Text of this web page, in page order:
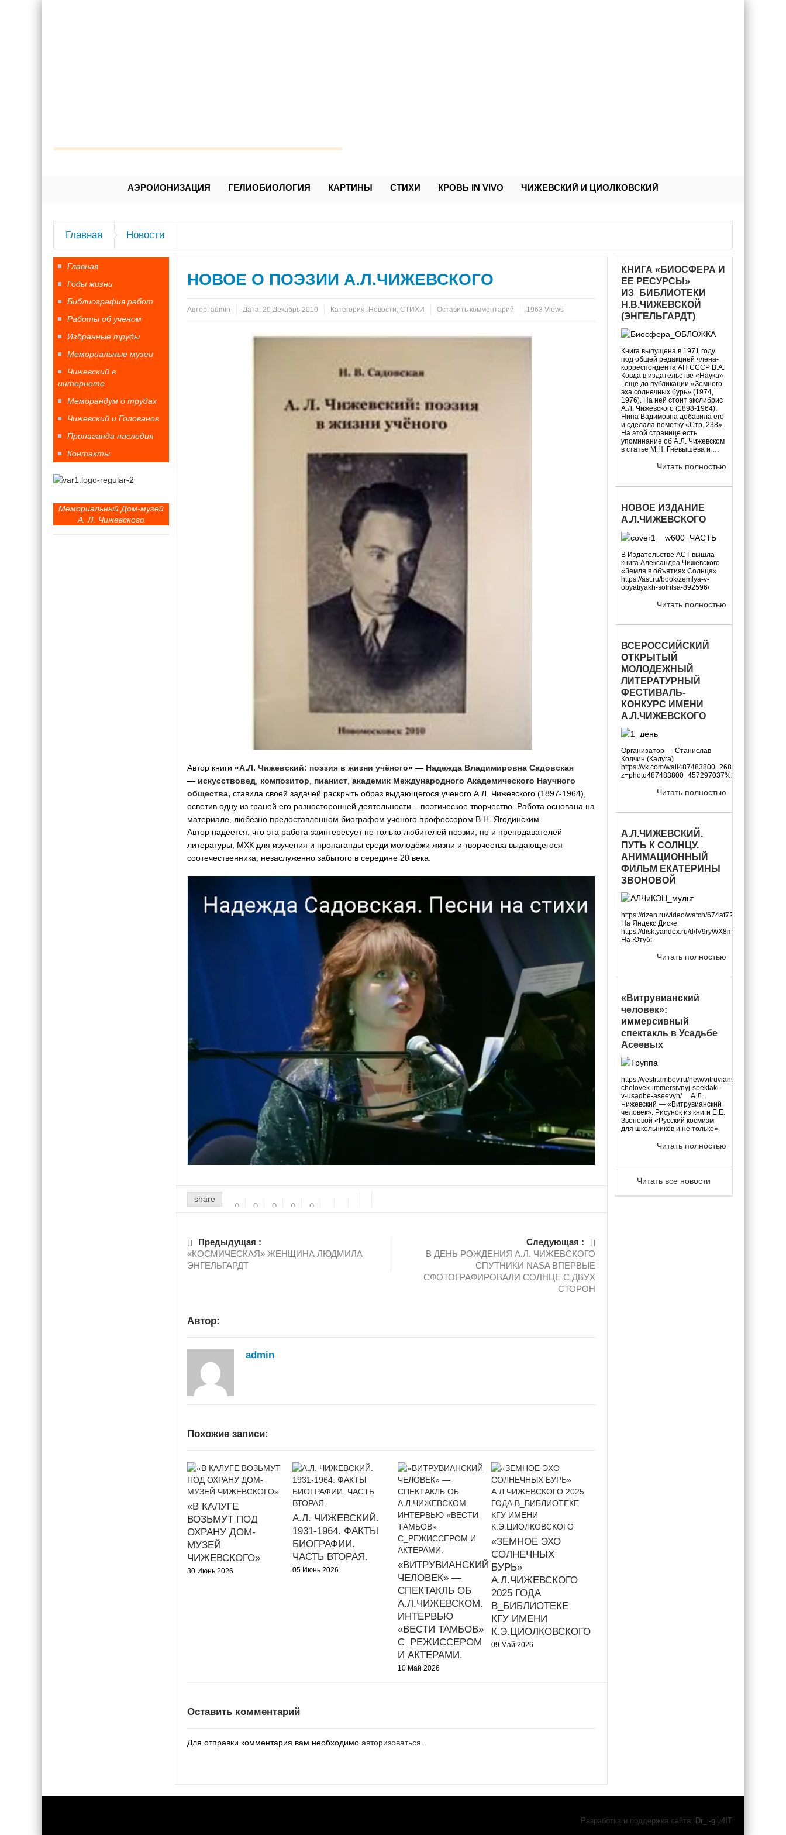
АЭРОИОНИЗАЦИЯ ГЕЛИОБИОЛОГИЯ КАРТИНЫ СТИХИ КРОВЬ IN VIVO ЧИЖЕВСКИЙ И ЦИОЛКОВСКИЙ
Главная Новости
НОВОЕ О ПОЭЗИИ А.Л.ЧИЖЕВСКОГО
Автор: admin Дата: 20 Декабрь 2010 Категория: Новости, СТИХИ Оставить комментарий 1963 Views
Автор книги «А.Л. Чижевский: поэзия в жизни учёного» — Надежда Владимировна Садовская
— искусствовед композитор пианист академик Международного Академического Научного
общества, ставила своей задачей раскрыть образ выдающегося ученого А.Л. Чижевского (1897-1964),
осветив одну из граней его разносторонней деятельности – поэтическое творчество. Работа основана на
материале, любезно предоставленном биографом ученого профессором В.Н. Ягодинским.
Автор надеется, что эта работа заинтересует не только любителей поэзии, но и преподавателей
литературы, МХК для изучения и пропаганды среди молодёжи жизни и творчества выдающегося
соотечественника, незаслуженно забытого в середине 20 века.
share
0 0 0 0 0
Предыдущая :
«КОСМИЧЕСКАЯ» ЖЕНЩИНА ЛЮДМИЛА
ЭНГЕЛЬГАРДТ
Следующая :
В ДЕНЬ РОЖДЕНИЯ А.Л. ЧИЖЕВСКОГО
СПУТНИКИ NASA ВПЕРВЫЕ
СФОТОГРАФИРОВАЛИ СОЛНЦЕ С ДВУХ
СТОРОН
Автор:
admin
Похожие записи:
«В КАЛУГЕ
ВОЗЬМУТ ПОД
ОХРАНУ ДОМ-
МУЗЕЙ
ЧИЖЕВСКОГО»
30 Июнь 2026
А.Л. ЧИЖЕВСКИЙ.
1931-1964. ФАКТЫ
БИОГРАФИИ.
ЧАСТЬ ВТОРАЯ.
05 Июнь 2026
«ВИТРУВИАНСКИЙ
ЧЕЛОВЕК» —
СПЕКТАКЛЬ ОБ
А.Л.ЧИЖЕВСКОМ.
ИНТЕРВЬЮ
«ВЕСТИ ТАМБОВ»
С_РЕЖИССЕРОМ
И АКТЕРАМИ.
10 Май 2026
«ЗЕМНОЕ ЭХО
СОЛНЕЧНЫХ
БУРЬ»
А.Л.ЧИЖЕВСКОГО
2025 ГОДА
В_БИБЛИОТЕКЕ
КГУ ИМЕНИ
К.Э.ЦИОЛКОВСКОГО
09 Май 2026
Оставить комментарий
Для отправки комментария вам необходимо авторизоваться
Главная
Годы жизни
Библиография работ
Работы об ученом
Избранные труды
Мемориальные музеи
Чижевский в
интернете
Меморандум о трудах
Чижевский и Голованов
Пропаганда наследия
Контакты
Мемориальный Дом-музей
А. Л. Чижевского
КНИГА «БИОСФЕРА И
ЕЕ РЕСУРСЫ»
ИЗ_БИБЛИОТЕКИ
Н.В.ЧИЖЕВСКОЙ
(ЭНГЕЛЬГАРДТ)
Книга выпущена в 1971 году
под общей редакцией члена-
корреспондента АН СССР В.А.
Ковда в издательстве «Наука»
, еще до публикации «Земного
эха солнечных бурь» (1974,
1976). На ней стоит экслибрис
А.Л. Чижевского (1898-1964).
Нина Вадимовна добавила его
и сделала пометку «Стр. 238».
На этой странице есть
упоминание об А.Л. Чижевском
в статье М.Н. Гневышева и …
Читать полностью
НОВОЕ ИЗДАНИЕ
А.Л.ЧИЖЕВСКОГО
В Издательстве АСТ вышла
книга Александра Чижевского
«Земля в объятиях Солнца»
https://ast.ru/book/zemlya-v-
obyatiyakh-solntsa-892596/
Читать полностью
ВСЕРОССИЙСКИЙ
ОТКРЫТЫЙ
МОЛОДЕЖНЫЙ
ЛИТЕРАТУРНЫЙ
ФЕСТИВАЛЬ-
КОНКУРС ИМЕНИ
А.Л.ЧИЖЕВСКОГО
Организатор — Станислав
Колчин (Калуга)
https://vk.com/wall487483800_2685?
z=photo487483800_457297037%2Farchive
Читать полностью
А.Л.ЧИЖЕВСКИЙ.
ПУТЬ К СОЛНЦУ.
АНИМАЦИОННЫЙ
ФИЛЬМ ЕКАТЕРИНЫ
ЗВОНОВОЙ
https://dzen.ru/video/watch/
На Яндекс Диске:
https://disk.yandex.ru/d/IV9ryWX8m__GtA/
На Ютуб:
Читать полностью
«Витрувианский
человек»:
иммерсивный
спектакль в Усадьбе
Асеевых
https://vestitambov.ru/new/vitruvianskij-
chelovek-immersivnyj-spektakl-
v-usadbe-aseevyh/ А.Л.
Чижевский — «Витрувианский
человек». Рисунок из книги Е.Е.
Звоновой «Русский космизм
для школьников и не только»
Читать полностью
Читать все новости
Разработка и поддержка сайта: Dr_i-glu4IT